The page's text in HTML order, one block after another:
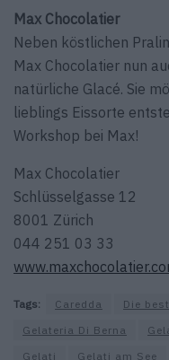
Max Chocolatier
Neben köstlichen
Max Chocolatier nun
natürliche Glacé. Sie
lieblings Eissorte
Workshop bei Max!
Max Chocolatier
Schlüsselgasse 12
8001 Zürich
044 251 03 33
Tags: Caredda Die
Gelateria Di Berna
Gelati
Gelati am See